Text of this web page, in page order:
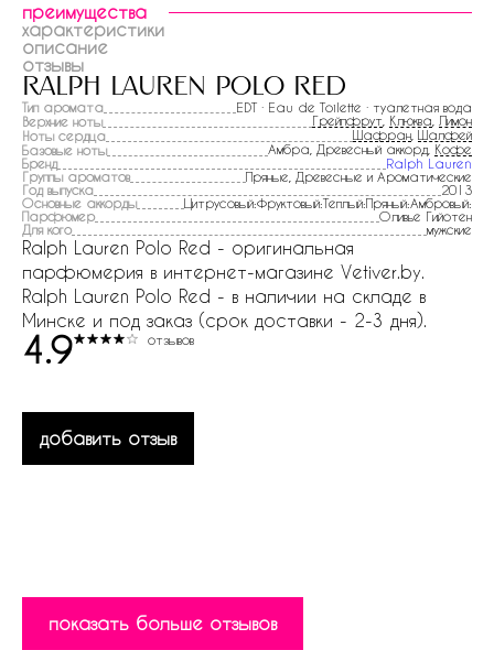
преимущества
характеристики
описание
отзывы
ralph lauren polo red
Тип аромата
EDT · Eau de Toilette · туалетная вода
Верхние ноты
Грейпфрут Клюква Лимон
Ноты сердца
Шафран Шалфей
Базовые ноты
Амбра, Древесный аккорд, Кофе
Бренд
Ralph Lauren
Группы ароматов
Пряные, Древесные и Ароматические
Год выпуска
2013
Основные аккорды
Цитрусовый:Фруктовый:Теплый:Пряный:Амбровый:
Парфюмер
Оливье Гийотен
Для кого
мужские
Ralph Lauren Polo Red - оригинальная
парфюмерия в интернет-магазине Vetiver.by.
Ralph Lauren Polo Red - в наличии на складе в
Минске и под заказ (срок доставки - 2-3 дня).
4.9 отзывов
добавить отзыв
показать больше отзывов